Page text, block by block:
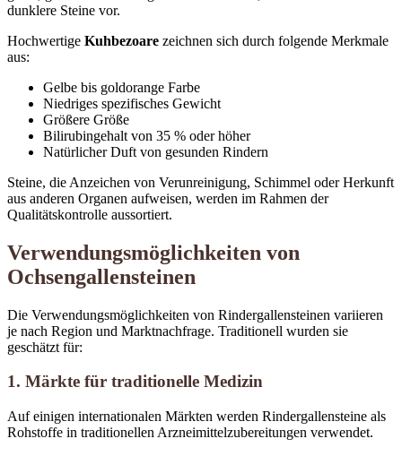
dunklere Steine ​​vor.
Hochwertige Kuhbezoare zeichnen sich durch folgende Merkmale
aus:
Gelbe bis goldorange Farbe
Niedriges spezifisches Gewicht
Größere Größe
Bilirubingehalt von 35 % oder höher
Natürlicher Duft von gesunden Rindern
Steine, die Anzeichen von Verunreinigung, Schimmel oder Herkunft
aus anderen Organen aufweisen, werden im Rahmen der
Qualitätskontrolle aussortiert.
Verwendungsmöglichkeiten von
Ochsengallensteinen
Die Verwendungsmöglichkeiten von Rindergallensteinen variieren
je nach Region und Marktnachfrage. Traditionell wurden sie
geschätzt für:
1. Märkte für traditionelle Medizin
Auf einigen internationalen Märkten werden Rindergallensteine ​​als
Rohstoffe in traditionellen Arzneimittelzubereitungen verwendet.